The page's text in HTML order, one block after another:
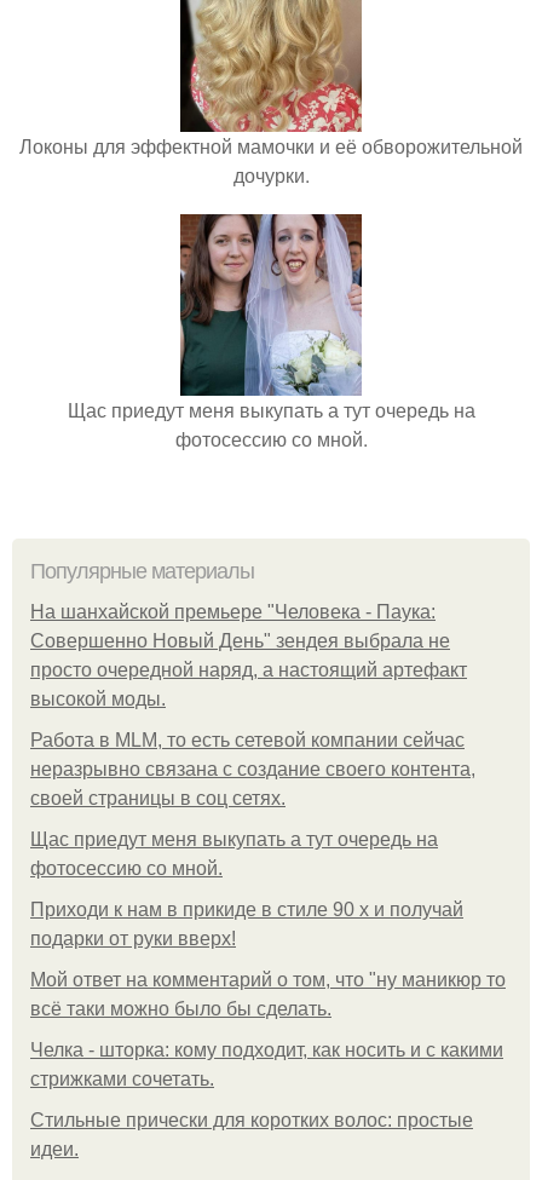
Локоны для эффектной мамочки и её обворожительной
дочурки.
Щас приедут меня выкупать а тут очередь на
фотосессию со мной.
Популярные материалы
На шанхайской премьере "Человека - Паука:
Совершенно Новый День" зендея выбрала не
просто очередной наряд, а настоящий артефакт
высокой моды.
Работа в MLM, то есть сетевой компании сейчас
неразрывно связана с создание своего контента,
своей страницы в соц сетях.
Щас приедут меня выкупать а тут очередь на
фотосессию со мной.
Приходи к нам в прикиде в стиле 90 х и получай
подарки от руки вверх!
Мой ответ на комментарий о том, что "ну маникюр то
всё таки можно было бы сделать.
Челка - шторка: кому подходит, как носить и с какими
стрижками сочетать.
Стильные прически для коротких волос: простые
идеи.